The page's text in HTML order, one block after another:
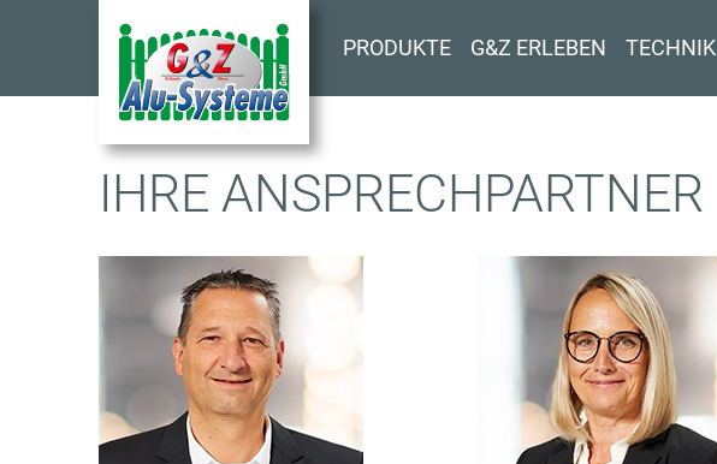
PRODUKTE G&Z ERLEBEN TECHNIK
IHRE ANSPRECHPARTNER